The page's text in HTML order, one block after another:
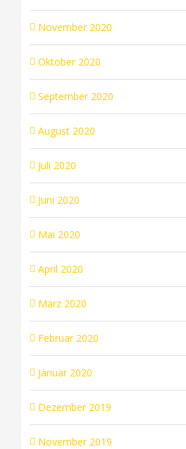
November 2020
Oktober 2020
September 2020
August 2020
Juli 2020
Juni 2020
Mai 2020
April 2020
März 2020
Februar 2020
Januar 2020
Dezember 2019
November 2019